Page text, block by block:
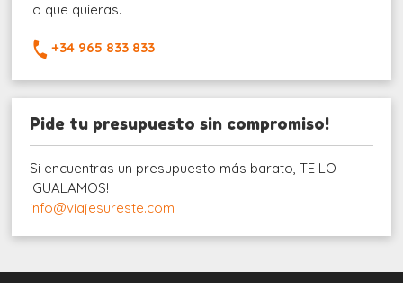
lo que quieras.
+34 965 833 833
Pide tu presupuesto sin compromiso!
Si encuentras un presupuesto más barato, TE LO
IGUALAMOS!
info@viajesureste.com